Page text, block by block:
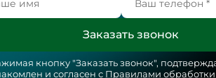
кнопку "Заказать звонок",
и согласен с Правилами